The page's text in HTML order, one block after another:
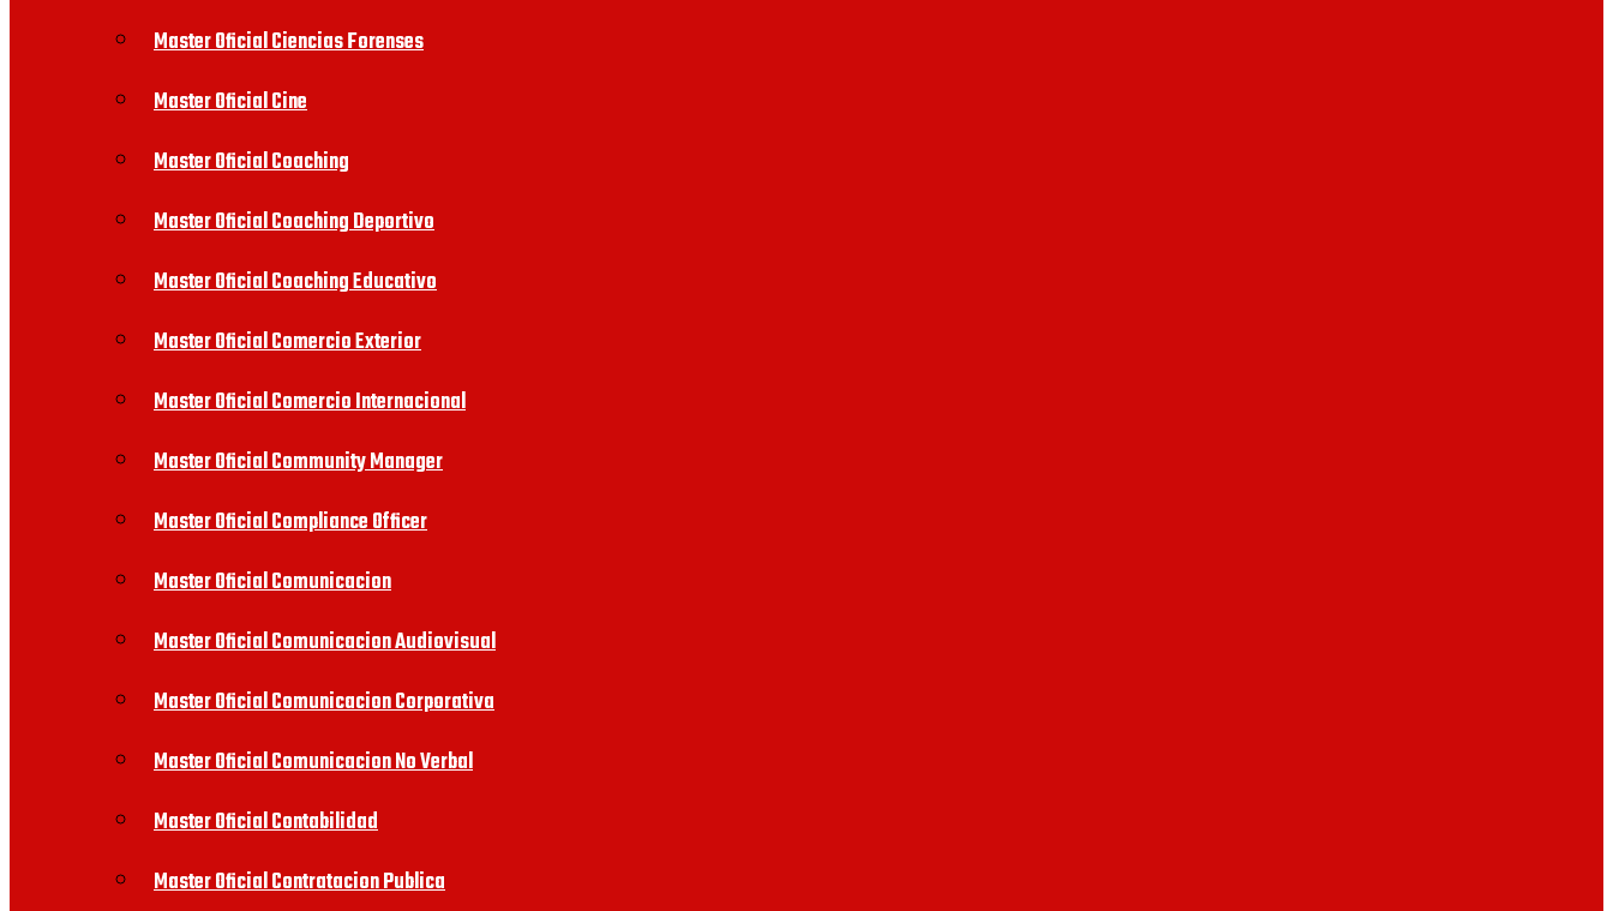
Master Oficial Ciencias Forenses
Master Oficial Cine
Master Oficial Coaching
Master Oficial Coaching Deportivo
Master Oficial Coaching Educativo
Master Oficial Comercio Exterior
Master Oficial Comercio Internacional
Master Oficial Community Manager
Master Oficial Compliance Officer
Master Oficial Comunicacion
Master Oficial Comunicacion Audiovisual
Master Oficial Comunicacion Corporativa
Master Oficial Comunicacion No Verbal
Master Oficial Contabilidad
Master Oficial Contratacion Publica